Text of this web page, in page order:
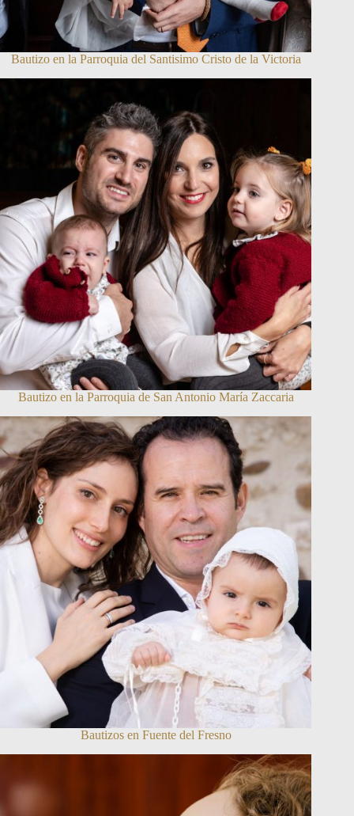
Bautizo en la Parroquia del Santisimo Cristo de la Victoria
Bautizo en la Parroquia de San Antonio María Zaccaria
Bautizos en Fuente del Fresno